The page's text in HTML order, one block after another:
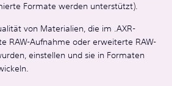
Formate werden unterstützt).
von Materialien, die im .AXR-
RAW-Aufnahme oder erweiterte RAW-
einstellen und sie in Formaten